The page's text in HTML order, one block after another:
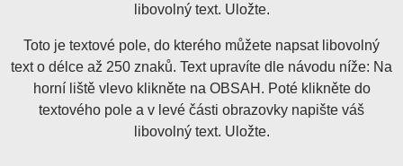
libovolný text. Uložte.
Toto je textové pole, do kterého můžete napsat libovolný
text o délce až 250 znaků. Text upravíte dle návodu níže: Na
horní liště vlevo klikněte na OBSAH. Poté klikněte do
textového pole a v levé části obrazovky napište váš
libovolný text. Uložte.